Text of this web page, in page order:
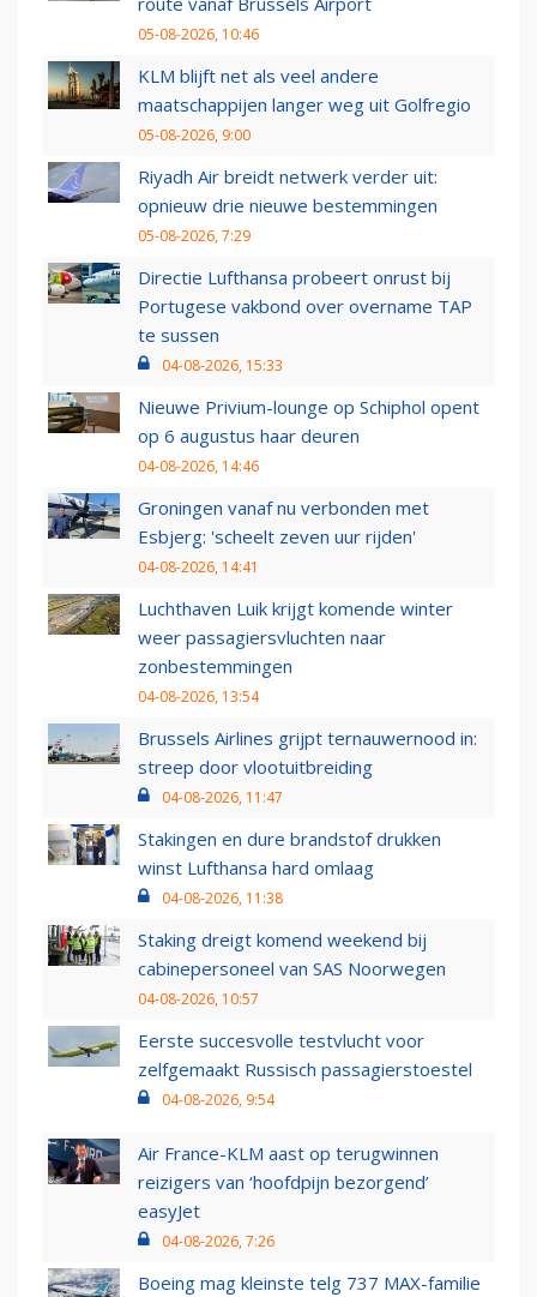
05-08-2026, 10:46
KLM blijft net als veel andere
maatschappijen langer weg uit Golfregio
05-08-2026, 9:00
Riyadh Air breidt netwerk verder uit:
opnieuw drie nieuwe bestemmingen
05-08-2026, 7:29
Directie Lufthansa probeert onrust bij
Portugese vakbond over overname TAP
te sussen
04-08-2026, 15:33
Nieuwe Privium-lounge op Schiphol opent
op 6 augustus haar deuren
04-08-2026, 14:46
Groningen vanaf nu verbonden met
Esbjerg: 'scheelt zeven uur rijden'
04-08-2026, 14:41
Luchthaven Luik krijgt komende winter
weer passagiersvluchten naar
zonbestemmingen
04-08-2026, 13:54
Brussels Airlines grijpt ternauwernood in:
streep door vlootuitbreiding
04-08-2026, 11:47
Stakingen en dure brandstof drukken
winst Lufthansa hard omlaag
04-08-2026, 11:38
Staking dreigt komend weekend bij
cabinepersoneel van SAS Noorwegen
04-08-2026, 10:57
Eerste succesvolle testvlucht voor
zelfgemaakt Russisch passagierstoestel
04-08-2026, 9:54
Air France-KLM aast op terugwinnen
reizigers van ‘hoofdpijn bezorgend’
easyJet
04-08-2026, 7:26
Boeing mag kleinste telg 737 MAX-familie